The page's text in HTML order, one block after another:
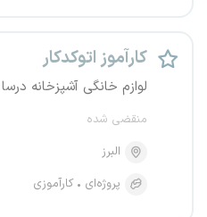
کارآموز اتوکدکار
لوازم خانگی آشپزخانه درسا
منقضی شده
البرز
پروژه‌ای
کارآموزی